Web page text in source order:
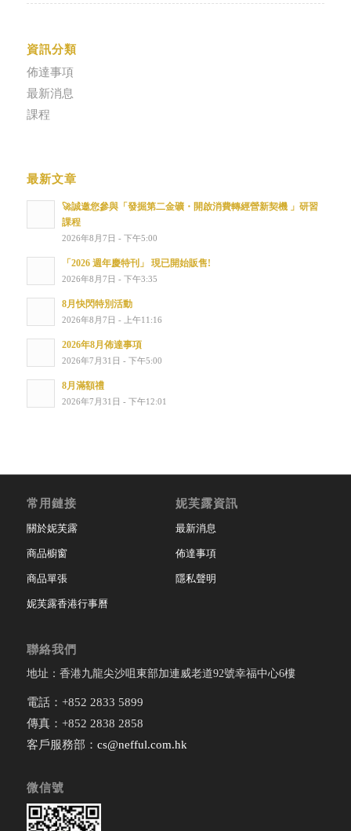
資訊分類
佈達事項
最新消息
課程
最新文章
🚀誠邀您參與「發掘第二金礦・開啟消費轉經營新契機 」研習
課程
2026年8月7日 - 下午5:00
「2026 週年慶特刊」 現已開始販售!
2026年8月7日 - 下午3:35
8月快閃特別活動
2026年8月7日 - 上午11:16
2026年8月佈達事項
2026年7月31日 - 下午5:00
8月滿額禮
2026年7月31日 - 下午12:01
常用鏈接
關於妮芙露
商品櫥窗
商品單張
妮芙露香港行事曆
妮芙露資訊
最新消息
佈達事項
隱私聲明
聯絡我們
地址：香港九龍尖沙咀東部加連威老道92號幸福中心6樓
電話：+852 2833 5899
傳真：+852 2838 2858
客戶服務部： cs@nefful.com.hk
微信號